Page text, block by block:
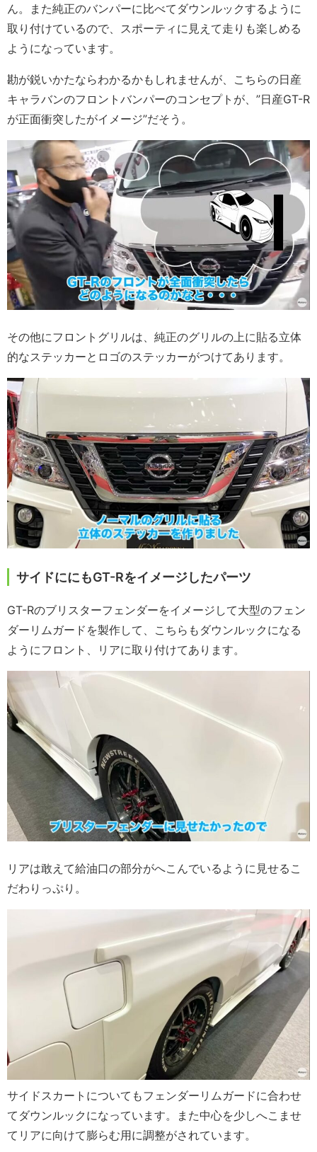
ん。また純正のバンパーに比べてダウンルックするように
取り付けているので、スポーティに見えて走りも楽しめる
ようになっています。
勘が鋭いかたならわかるかもしれませんが、こちらの日産
キャラバンのフロントバンパーのコンセプトが、”日産GT-R
が正面衝突したがイメージ”だそう。
その他にフロントグリルは、純正のグリルの上に貼る立体
的なステッカーとロゴのステッカーがつけてあります。
サイドににもGT-Rをイメージしたパーツ
GT-Rのブリスターフェンダーをイメージして大型のフェン
ダーリムガードを製作して、こちらもダウンルックになる
ようにフロント、リアに取り付けてあります。
リアは敢えて給油口の部分がへこんでいるように見せるこ
だわりっぷり。
サイドスカートについてもフェンダーリムガードに合わせ
てダウンルックになっています。また中心を少しへこませ
てリアに向けて膨らむ用に調整がされています。